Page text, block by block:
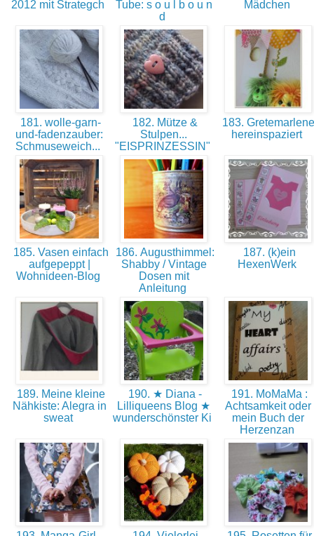
2012 mit Strategch
Tube: s o u l b o u n
d
Mädchen
181. wolle-garn-
und-fadenzauber:
Schmuseweich...
182. Mütze &
Stulpen...
"EISPRINZESSIN"
183.
hereinspaziert
185. Vasen einfach
aufgepeppt |
Wohnideen-Blog
186. Augusthimmel:
Shabby / Vintage
Dosen mit
Anleitung
187. (k)ein
HexenWerk
189. Meine kleine
Nähkiste: Alegra in
sweat
190. ★ Diana -
Lilliqueens Blog ★
wunderschönster Ki
191. MoMaMa :
Achtsamkeit oder
mein Buch der
Herzenzan